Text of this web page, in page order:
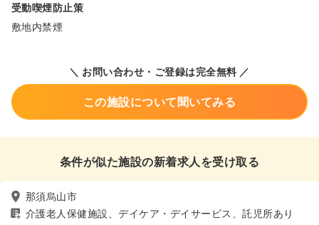
受動喫煙防止策
敷地内禁煙
＼ お問い合わせ・ご登録は完全無料 ／
この施設について聞いてみる
条件が似た施設の新着求人を受け取る
那須烏山市
介護老人保健施設、デイケア・デイサービス、託児所あり